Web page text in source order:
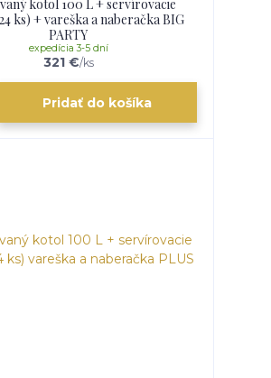
kotol 100 L + servírovacie
ks) + vareška a naberačka BIG
PARTY
321 €/ks
expedícia 3-5 dní
Pridať do košíka